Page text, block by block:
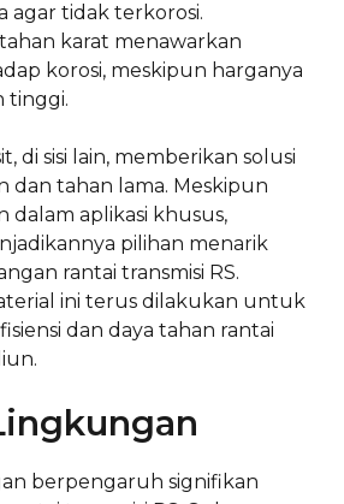
agar tidak terkorosi.
karat menawarkan
korosi, meskipun harganya
tinggi.
di sisi lain, memberikan solusi
dan tahan lama. Meskipun
dalam aplikasi khusus,
pilihan menarik
rantai transmisi RS.
ini terus dilakukan untuk
dan daya tahan rantai
berpengaruh signifikan